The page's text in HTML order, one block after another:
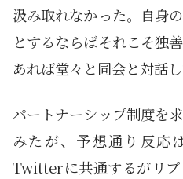
汲み取れなかった。自身
とするならばそれこそ独
あれば堂々と同会と対話
パートナーシップ制度を
みたが、予想通り反応
Twitterに共通するがリプ